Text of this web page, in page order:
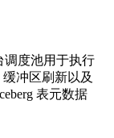
调度池用于执行
冲区刷新以及
表元数据